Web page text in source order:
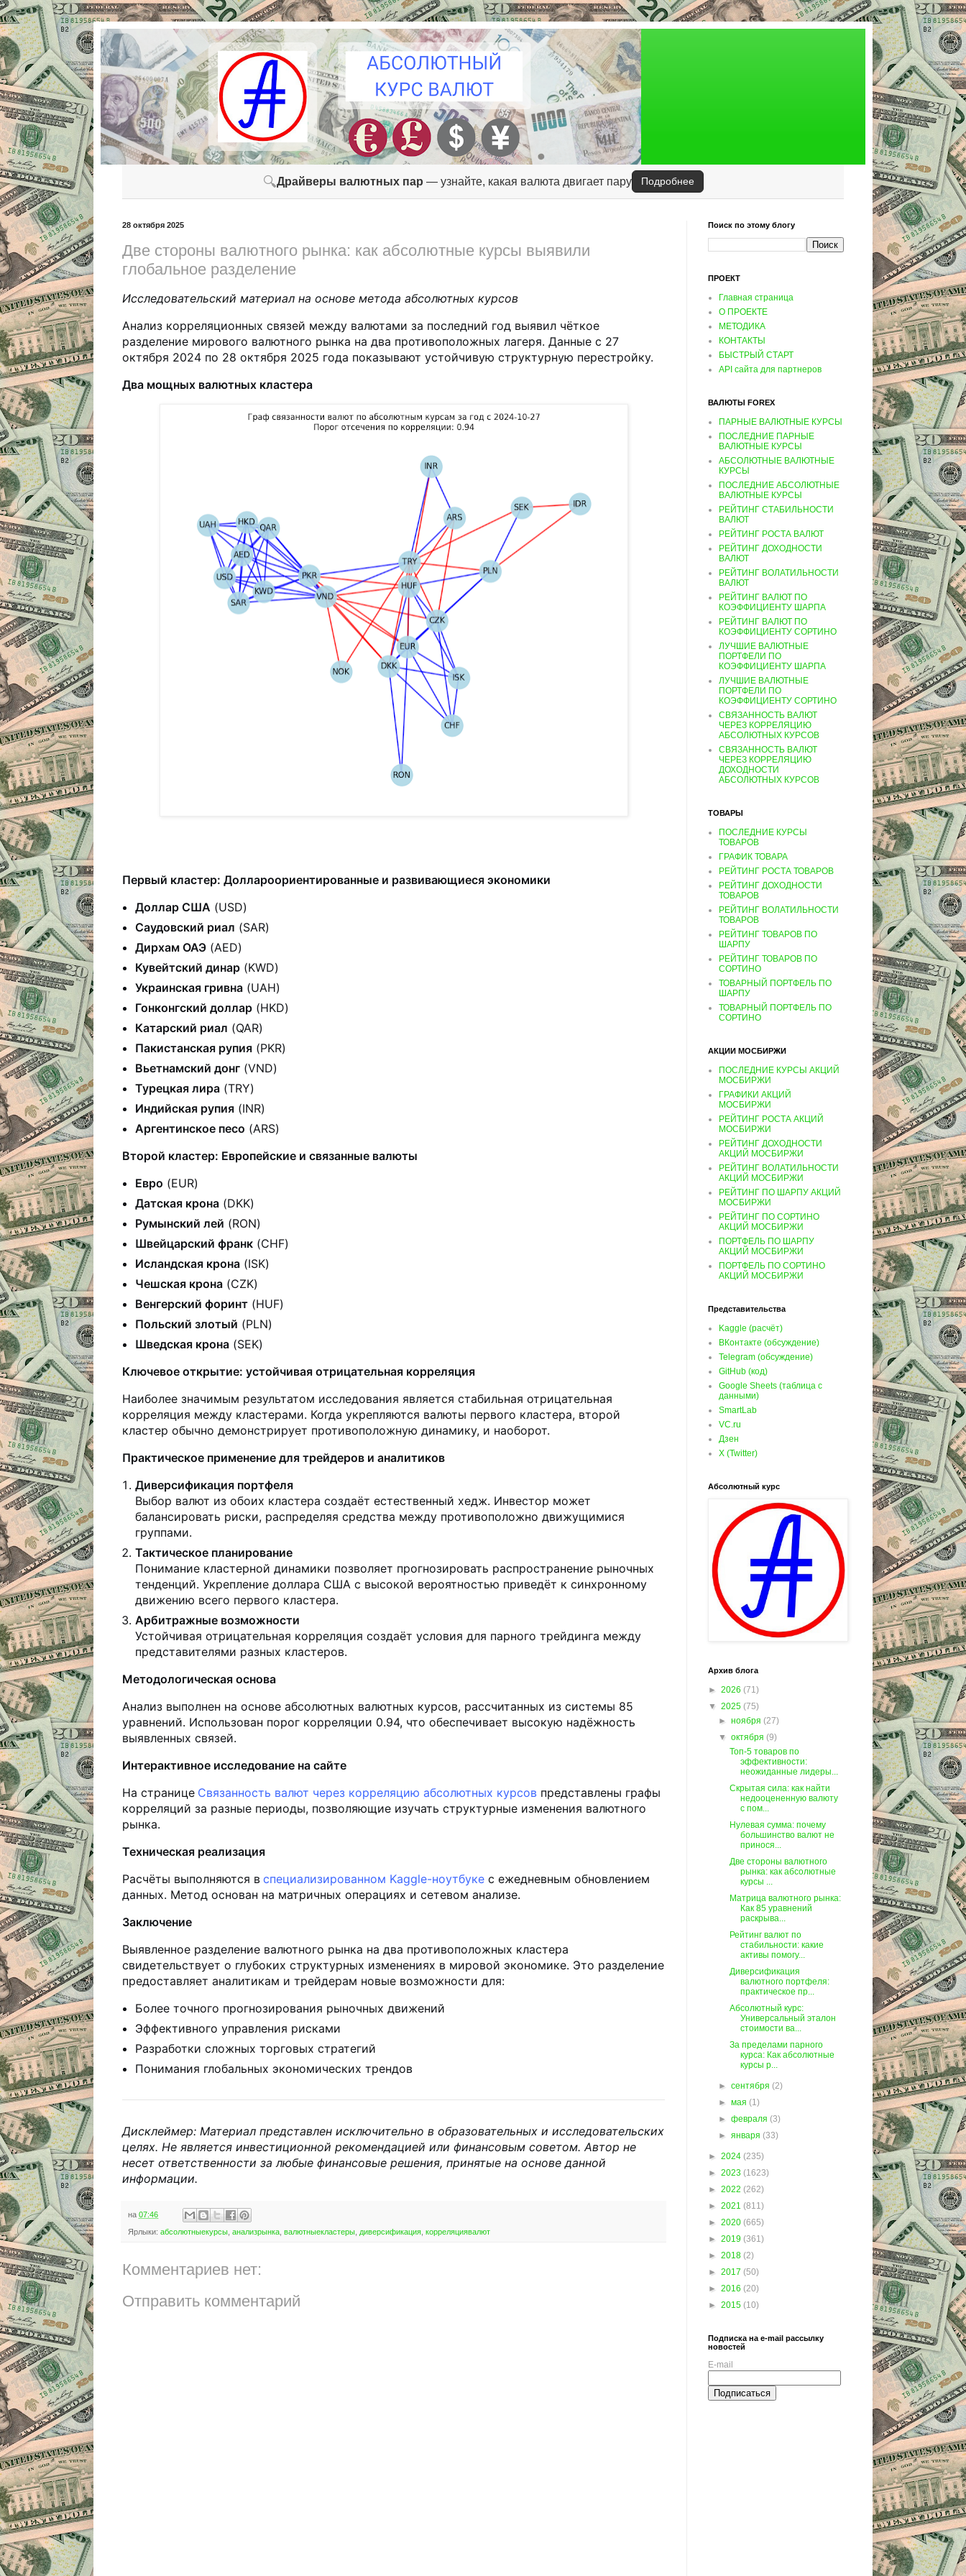
🔍Драйверы валютных пар — узнайте, какая валюта двигает пару Подробнее
28 октября 2025
Две стороны валютного рынка: как абсолютные курсы выявили
глобальное разделение
Исследовательский материал на основе метода абсолютных курсов
Анализ корреляционных связей между валютами за последний год выявил чёткое
разделение мирового валютного рынка на два противоположных лагеря. Данные с 27
октября 2024 по 28 октября 2025 года показывают устойчивую структурную перестройку.
Два мощных валютных кластера
Первый кластер: Доллароориентированные и развивающиеся экономики
Доллар США (USD)
Саудовский риал (SAR)
Дирхам ОАЭ (AED)
Кувейтский динар (KWD)
Украинская гривна (UAH)
Гонконгский доллар (HKD)
Катарский риал (QAR)
Пакистанская рупия (PKR)
Вьетнамский донг (VND)
Турецкая лира (TRY)
Индийская рупия (INR)
Аргентинское песо (ARS)
Второй кластер: Европейские и связанные валюты
Евро (EUR)
Датская крона (DKK)
Румынский лей (RON)
Швейцарский франк (CHF)
Исландская крона (ISK)
Чешская крона (CZK)
Венгерский форинт (HUF)
Польский злотый (PLN)
Шведская крона (SEK)
Ключевое открытие: устойчивая отрицательная корреляция
Наиболее значимым результатом исследования является стабильная отрицательная
корреляция между кластерами. Когда укрепляются валюты первого кластера, второй
кластер обычно демонстрирует противоположную динамику, и наоборот.
Практическое применение для трейдеров и аналитиков
Диверсификация портфеля
Выбор валют из обоих кластера создаёт естественный хедж. Инвестор может
балансировать риски, распределяя средства между противоположно движущимися
группами.
Тактическое планирование
Понимание кластерной динамики позволяет прогнозировать распространение рыночных
тенденций. Укрепление доллара США с высокой вероятностью приведёт к синхронному
движению всего первого кластера.
Арбитражные возможности
Устойчивая отрицательная корреляция создаёт условия для парного трейдинга между
представителями разных кластеров.
Методологическая основа
Анализ выполнен на основе абсолютных валютных курсов, рассчитанных из системы 85
уравнений. Использован порог корреляции 0.94, что обеспечивает высокую надёжность
выявленных связей.
Интерактивное исследование на сайте
На странице Связанность валют через корреляцию абсолютных курсов представлены графы
корреляций за разные периоды, позволяющие изучать структурные изменения валютного
рынка.
Техническая реализация
Расчёты выполняются вспециализированном Kaggle-ноутбукес ежедневным обновлением
данных. Метод основан на матричных операциях и сетевом анализе.
Заключение
Выявленное разделение валютного рынка на два противоположных кластера
свидетельствует о глубоких структурных изменениях в мировой экономике. Это разделение
предоставляет аналитикам и трейдерам новые возможности для:
Более точного прогнозирования рыночных движений
Эффективного управления рисками
Разработки сложных торговых стратегий
Понимания глобальных экономических трендов
Дисклеймер: Материал представлен исключительно в образовательных и исследовательских
целях. Не является инвестиционной рекомендацией или финансовым советом. Автор не
несет ответственности за любые финансовые решения, принятые на основе данной
информации.
на 07:46
Ярлыки: абсолютныекурсы анализрынка валютныекластеры диверсификация корреляциявалют
Комментариев нет:
Отправить комментарий
Поиск по этому блогу
ПРОЕКТ
Главная страница
О ПРОЕКТЕ
МЕТОДИКА
КОНТАКТЫ
БЫСТРЫЙ СТАРТ
API сайта для партнеров
ВАЛЮТЫ FOREX
ПАРНЫЕ ВАЛЮТНЫЕ КУРСЫ
ПОСЛЕДНИЕ ПАРНЫЕ
ВАЛЮТНЫЕ КУРСЫ
АБСОЛЮТНЫЕ ВАЛЮТНЫЕ
КУРСЫ
ПОСЛЕДНИЕ АБСОЛЮТНЫЕ
ВАЛЮТНЫЕ КУРСЫ
РЕЙТИНГ СТАБИЛЬНОСТИ
ВАЛЮТ
РЕЙТИНГ РОСТА ВАЛЮТ
РЕЙТИНГ ДОХОДНОСТИ
ВАЛЮТ
РЕЙТИНГ ВОЛАТИЛЬНОСТИ
ВАЛЮТ
РЕЙТИНГ ВАЛЮТ ПО
КОЭФФИЦИЕНТУ ШАРПА
РЕЙТИНГ ВАЛЮТ ПО
КОЭФФИЦИЕНТУ СОРТИНО
ЛУЧШИЕ ВАЛЮТНЫЕ
ПОРТФЕЛИ ПО
КОЭФФИЦИЕНТУ ШАРПА
ЛУЧШИЕ ВАЛЮТНЫЕ
ПОРТФЕЛИ ПО
КОЭФФИЦИЕНТУ СОРТИНО
СВЯЗАННОСТЬ ВАЛЮТ
ЧЕРЕЗ КОРРЕЛЯЦИЮ
АБСОЛЮТНЫХ КУРСОВ
СВЯЗАННОСТЬ ВАЛЮТ
ЧЕРЕЗ КОРРЕЛЯЦИЮ
ДОХОДНОСТИ
АБСОЛЮТНЫХ КУРСОВ
ТОВАРЫ
ПОСЛЕДНИЕ КУРСЫ
ТОВАРОВ
ГРАФИК ТОВАРА
РЕЙТИНГ РОСТА ТОВАРОВ
РЕЙТИНГ ДОХОДНОСТИ
ТОВАРОВ
РЕЙТИНГ ВОЛАТИЛЬНОСТИ
ТОВАРОВ
РЕЙТИНГ ТОВАРОВ ПО
ШАРПУ
РЕЙТИНГ ТОВАРОВ ПО
СОРТИНО
ТОВАРНЫЙ ПОРТФЕЛЬ ПО
ШАРПУ
ТОВАРНЫЙ ПОРТФЕЛЬ ПО
СОРТИНО
АКЦИИ МОСБИРЖИ
ПОСЛЕДНИЕ КУРСЫ АКЦИЙ
МОСБИРЖИ
ГРАФИКИ АКЦИЙ
МОСБИРЖИ
РЕЙТИНГ РОСТА АКЦИЙ
МОСБИРЖИ
РЕЙТИНГ ДОХОДНОСТИ
АКЦИЙ МОСБИРЖИ
РЕЙТИНГ ВОЛАТИЛЬНОСТИ
АКЦИЙ МОСБИРЖИ
РЕЙТИНГ ПО ШАРПУ АКЦИЙ
МОСБИРЖИ
РЕЙТИНГ ПО СОРТИНО
АКЦИЙ МОСБИРЖИ
ПОРТФЕЛЬ ПО ШАРПУ
АКЦИЙ МОСБИРЖИ
ПОРТФЕЛЬ ПО СОРТИНО
АКЦИЙ МОСБИРЖИ
Представительства
Kaggle (расчёт)
ВКонтакте (обсуждение)
Telegram (обсуждение)
GitHub (код)
Google Sheets (таблица с
данными)
SmartLab
VC.ru
Дзен
X (Twitter)
Абсолютный курс
Архив блога
► 2026 (71)
▼ 2025 (75)
►ноября(27)
▼октября(9)
Топ-5 товаров по
эффективности:
неожиданные лидеры...
Скрытая сила: как найти
недооцененную валюту
с пом...
Нулевая сумма: почему
большинство валют не
принося...
Две стороны валютного
рынка: как абсолютные
курсы ...
Матрица валютного рынка:
Как 85 уравнений
раскрыва...
Рейтинг валют по
стабильности: какие
активы помогу...
Диверсификация
валютного портфеля:
практическое пр...
Абсолютный курс:
Универсальный эталон
стоимости ва...
За пределами парного
курса: Как абсолютные
курсы р...
►сентября(2)
►мая(1)
►февраля(3)
►января(33)
► 2024 (235)
► 2023 (1623)
► 2022 (262)
► 2021 (811)
► 2020 (665)
► 2019 (361)
► 2018 (2)
► 2017 (50)
► 2016 (20)
► 2015 (10)
Подписка на e-mail рассылку
новостей
E-mail